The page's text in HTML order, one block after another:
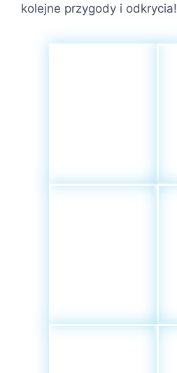
kolejne przygody i odkrycia!